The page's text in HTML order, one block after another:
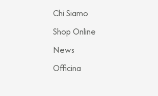
Chi Siamo
Shop Online
News
Officina